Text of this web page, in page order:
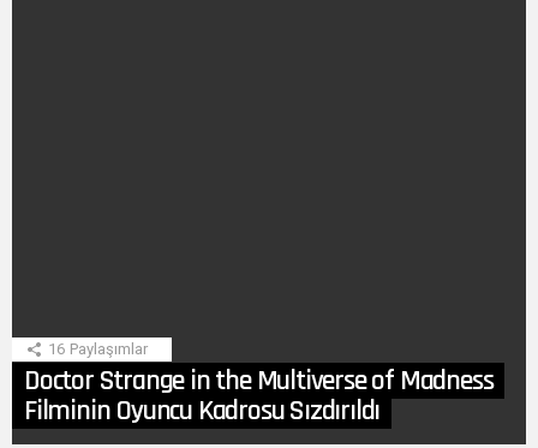
16 Paylaşımlar
Doctor Strange in the Multiverse of Madness
Filminin Oyuncu Kadrosu Sızdırıldı